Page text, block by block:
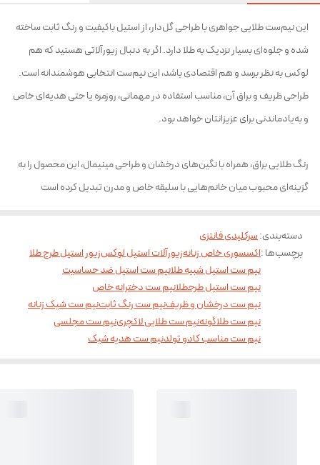
این نیم‌ست طلایی جواهری با طراحی گل‌دار، از استیل باکیفیت و رنگ ثابت ساخته
شده و جلوه‌ای بسیار نزدیک به طلا دارد. اگر به دنبال زیورآلاتی هستید که هم
لوکس به نظر برسد و هم اقتصادی باشد، این نیم‌ست انتخابی هوشمندانه است.
طراحی ظریف و براق آن، مناسب استفاده در مهمانی، روزمره یا حتی هدیه‌ای خاص
و به‌یادماندنی برای عزیزانتان خواهد بود.
رنگ طلایی براق، همراه با نگین‌های درخشان و طراحی مینیمال، این محصول را به
گزینه‌ای محبوب میان خانم‌هایی با سلیقه خاص و مدرن تبدیل کرده است
دسته‌بندی:سرکلیدی فانتزی
برچسب‌ها :اکسسوری خاص زنانهزیورآلات استیل لوکسزیور استیل طرح طلا
نیم ست استیل شبیه طلانیم ست استیل ضد حساسیت
نیم ست استیل طرحطلانیم ست دخترانه خاص
نیم ست درخشان و ظریفنیم ست رنگ ثابتنیم ست شیک زنانه
نیم ست طلاگونهنیم ست طلایی لاکچرینیم ست مجلسی
نیم ست مناسب کادو تولدنیم ست هدیه شیک